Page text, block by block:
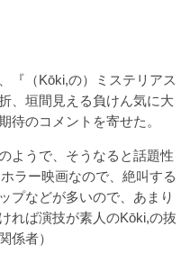
『（Kōki,の）ミステリアス
、垣間見える負けん気に大
待のコメントを寄せた。
ようで、そうなると話題性
ラー映画なので、絶叫する
プなどが多いので、あまり
れば演技が素人のKōki,の抜
係者）